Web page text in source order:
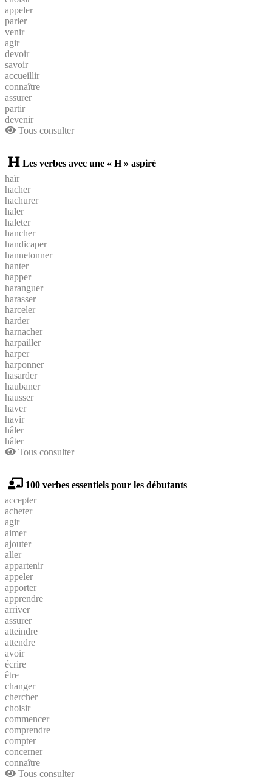
appeler
parler
venir
agir
devoir
savoir
accueillir
connaître
assurer
partir
devenir
Tous consulter
Les verbes avec une « H » aspiré
haïr
hacher
hachurer
haler
haleter
hancher
handicaper
hannetonner
hanter
happer
haranguer
harasser
harceler
harder
harnacher
harpailler
harper
harponner
hasarder
haubaner
hausser
haver
havir
hâler
hâter
Tous consulter
100 verbes essentiels pour les débutants
accepter
acheter
agir
aimer
ajouter
aller
appartenir
appeler
apporter
apprendre
arriver
assurer
atteindre
attendre
avoir
écrire
être
changer
chercher
choisir
commencer
comprendre
compter
concerner
connaître
Tous consulter